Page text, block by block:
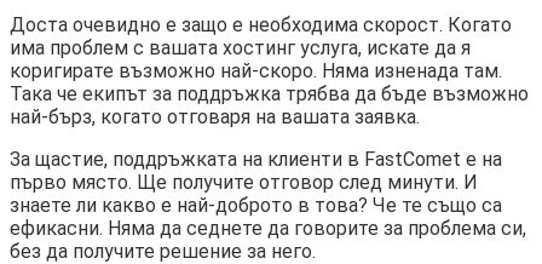
Доста очевидно е защо е необходима скорост. Когато
има проблем с вашата хостинг услуга, искате да я
коригирате възможно най-скоро. Няма изненада там.
Така че екипът за поддръжка трябва да бъде възможно
най-бърз, когато отговаря на вашата заявка.
За щастие, поддръжката на клиенти в FastComet е на
първо място. Ще получите отговор след минути. И
знаете ли какво е най-доброто в това? Че те също са
ефикасни. Няма да седнете да говорите за проблема си,
без да получите решение за него.